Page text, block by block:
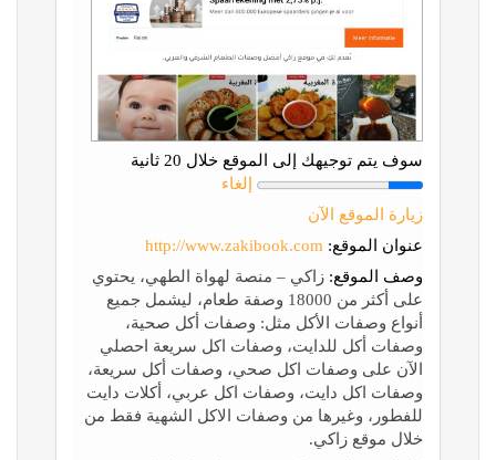
سوف يتم توجيهك إلى الموقع خلال 20 ثانية
إلغاء
زيارة الموقع الآن
عنوان الموقع: http://www.zakibook.com
وصف الموقع: زاكي – منصة لهواة الطهي، يحتوي
على أكثر من 18000 وصفة طعام، ليشمل جميع
أنواع وصفات الأكل مثل: وصفات أكل صحية،
وصفات أكل للدايت، وصفات اكل سريعة احصلي
الآن على وصفات اكل صحي، وصفات أكل سريعة،
وصفات اكل دايت، وصفات اكل عربي، أكلات دايت
للفطور، وغيرها من وصفات الاكل الشهية فقط من
خلال موقع زاكي.